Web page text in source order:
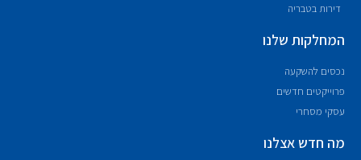
דירות בטבריה
המחלקות שלנו
נכסים להשקעה
פרוייקטים חדשים
עסקי מסחרי
מה חדש אצלנו